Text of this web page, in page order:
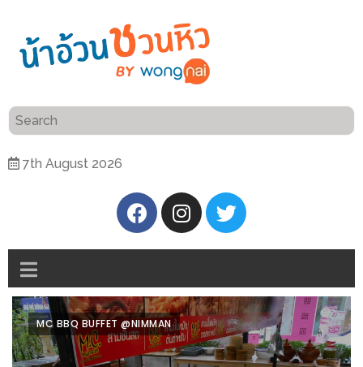
7th August 2026
แนะนำ
ติดต่อ
น้า
อ้วน
ศิริ
ปัน
นาฯ
เชียงใหม่
MC BBQ BUFFET @NIMMAN